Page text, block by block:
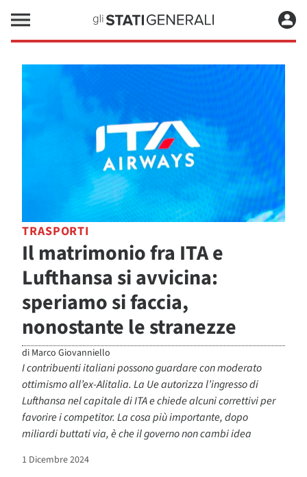
TRASPORTI
Il matrimonio fra ITA e
Lufthansa si avvicina:
speriamo si faccia,
nonostante le stranezze
di Marco Giovanniello
I contribuenti italiani possono guardare con moderato
ottimismo all’ex-Alitalia. La Ue autorizza l’ingresso di
Lufthansa nel capitale di ITA e chiede alcuni correttivi per
favorire i competitor. La cosa più importante, dopo
miliardi buttati via, è che il governo non cambi idea
1 Dicembre 2024